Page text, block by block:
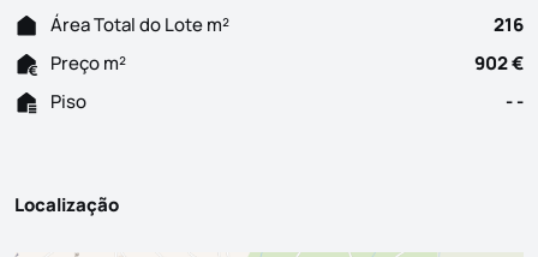
Área Total do Lote m²
216
Preço m²
902 €
Piso
- -
Localização